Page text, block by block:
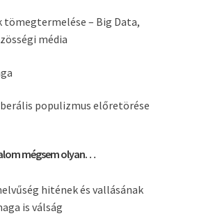
tömegtermelése – Big Data,
média
populizmus előretörése
mégsem olyan…
hitének és vallásának
is válság